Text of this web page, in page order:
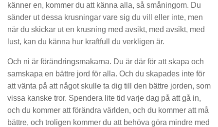
känner en, kommer du att känna alla, så småningom. Du
sänder ut dessa krusningar vare sig du vill eller inte, men
när du skickar ut en krusning med avsikt, med avsikt, med
lust, kan du känna hur kraftfull du verkligen är.
Och ni är förändringsmakarna. Du är där för att skapa och
samskapa en bättre jord för alla. Och du skapades inte för
att vänta på att något skulle ta dig till den bättre jorden, som
vissa kanske tror. Spendera lite tid varje dag på att gå in,
och du kommer att förändra världen, och du kommer att må
bättre, och troligen kommer du att behöva göra mindre med